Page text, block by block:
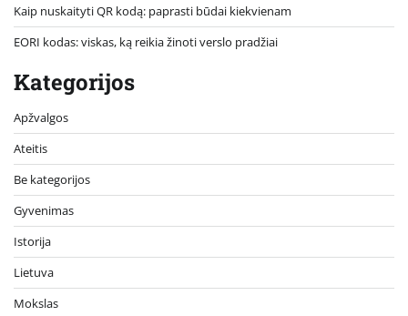
Kaip nuskaityti QR kodą: paprasti būdai kiekvienam
EORI kodas: viskas, ką reikia žinoti verslo pradžiai
Kategorijos
Apžvalgos
Ateitis
Be kategorijos
Gyvenimas
Istorija
Lietuva
Mokslas